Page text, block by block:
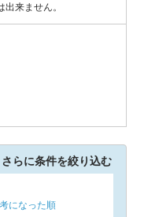
来ません。
さらに条件を絞り込む
になった順